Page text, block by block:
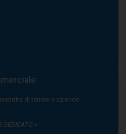
di terreni e aziende
DEDICATO >